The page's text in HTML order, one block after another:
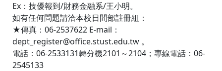
Ex：技優報到/財務金融系/王小明。
如有任何問題請洽本校日間部註冊組：
★傳真：06-2537622 E-mail：
dept_register@office.stust.edu.tw 。
電話：06-2533131轉分機2101～2104；專線電話：06-
2545133